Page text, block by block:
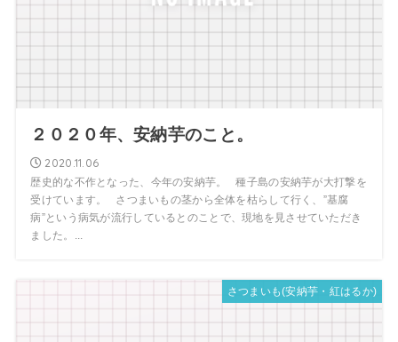
２０２０年、安納芋のこと。
2020.11.06
歴史的な不作となった、今年の安納芋。 種子島の安納芋が大打撃を
受けています。 さつまいもの茎から全体を枯らして行く、”基腐
病”という病気が流行しているとのことで、現地を見させていただき
ました。...
さつまいも(安納芋・紅はるか)